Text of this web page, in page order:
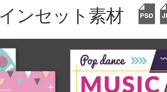
ンセット素材